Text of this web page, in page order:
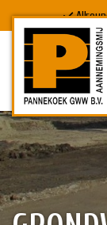
HOME
DIENSTEN
DOWNLOADS